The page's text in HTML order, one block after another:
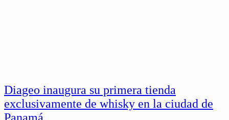
Diageo inaugura su primera tienda
exclusivamente de whisky en la ciudad de